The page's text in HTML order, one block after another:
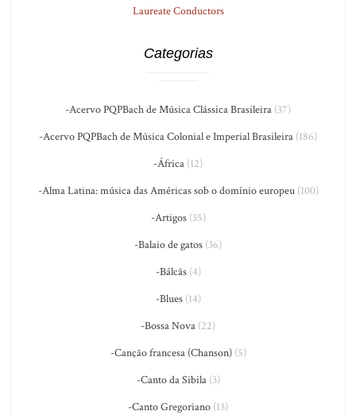
Laureate Conductors
Categorias
-Acervo PQPBach de Música Clássica Brasileira (37)
-Acervo PQPBach de Música Colonial e Imperial Brasileira (186)
-África (12)
-Alma Latina: música das Américas sob o domínio europeu(100)
-Artigos(35)
-Balaio de gatos (36)
-Bálcãs(4)
-Blues(14)
-Bossa Nova (22)
-Canção francesa (Chanson)(5)
-Canto da Sibila(3)
-Canto Gregoriano (13)